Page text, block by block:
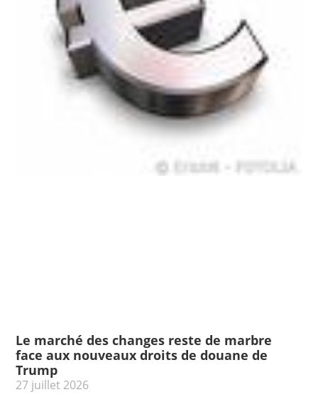
Le marché des changes reste de marbre
face aux nouveaux droits de douane de
Trump
27 juillet 2026